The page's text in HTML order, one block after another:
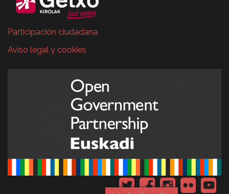
Participación ciudadana
Aviso legal y cookies